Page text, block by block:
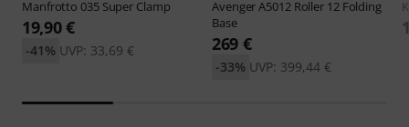
Manfrotto 035 Super Clamp
19,90 €
UVP: 33,69 €
-41%
AvengerA5012 Roller 12 Folding
Base
269 €
UVP: 399,44 €
-33%